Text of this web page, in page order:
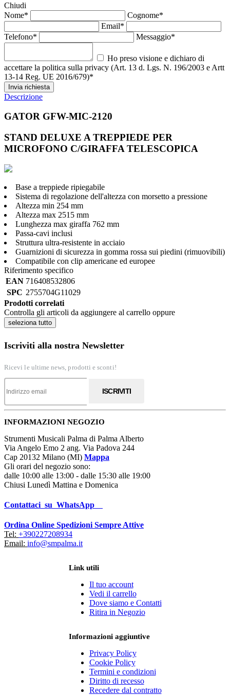
Chiudi
Nome*
Cognome*
Email*
Telefono*
Messaggio*
Ho preso visione e dichiaro di
accettare la politica sulla privacy (Art. 13 d. Lgs. N. 196/2003 e Artt
13-14 Reg. UE 2016/679)*
Invia richiesta
Descrizione
GATOR GFW-MIC-2120
STAND DELUXE A TREPPIEDE PER
MICROFONO C/GIRAFFA TELESCOPICA
Base a treppiede ripiegabile
Sistema di regolazione dell'altezza con morsetto a pressione
Altezza min 254 mm
Altezza max 2515 mm
Lunghezza max giraffa 762 mm
Passa-cavi inclusi
Struttura ultra-resistente in acciaio
Guarnizioni di sicurezza in gomma rossa sui piedini (rimuovibili)
Compatibile con clip americane ed europee
Riferimento specifico
EAN 716408532806
SPC 2755704G11029
Prodotti correlati
Controlla gli articoli da aggiungere al carrello oppure
seleziona tutto
Iscriviti alla nostra Newsletter
Ricevi le ultime news, prodotti e sconti!
ISCRIVITI
INFORMAZIONI NEGOZIO
Strumenti Musicali Palma di Palma Alberto
Via Angelo Emo 2 ang. Via Padova 244
Cap 20132 Milano (MI) Mappa
Gli orari del negozio sono:
dalle 10:00 alle 13:00 - dalle 15:30 alle 19:00
Chiusi Lunedì Mattina e Domenica
Contattaci su WhatsApp
Ordina Online Spedizioni Sempre Attive
Tel: +390227208934
Email: info@smpalma.it
Link utili
Il tuo account
Vedi il carrello
Dove siamo e Contatti
Ritira in Negozio
Informazioni aggiuntive
Privacy Policy
Cookie Policy
Termini e condizioni
Diritto di recesso
Recedere dal contratto